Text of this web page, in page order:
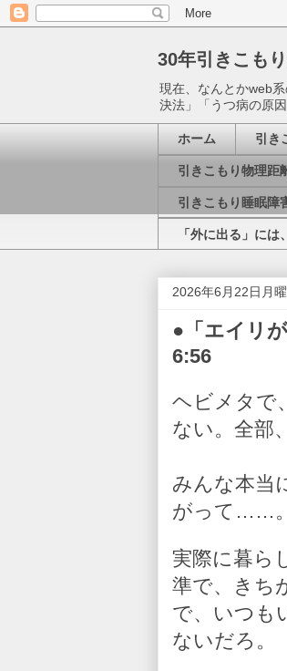
30年引きこも
現在、なんとかweb
決法」「うつ病の原
ホーム 引き
引きこもり物理距
引きこもり睡眠障
「外に出る」に
2026年6月22日月
●「エイリ
6:56
ヘビメタで
ない。全部
みんな本当
がって……。
実際に暮ら
準で、きち
で、いつも
ないだろ。